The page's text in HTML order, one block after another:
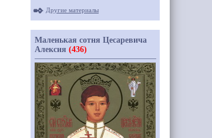
Другие материалы
Маленькая сотня Цесаревича
Алексия (436)